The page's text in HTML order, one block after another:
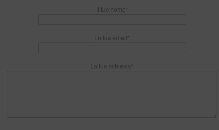
Il tuo nome*
La tua email*
La tua richiesta*